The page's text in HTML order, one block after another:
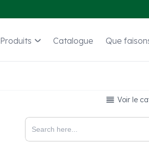
Produits Catalogue Que
Voir le
Search
for: